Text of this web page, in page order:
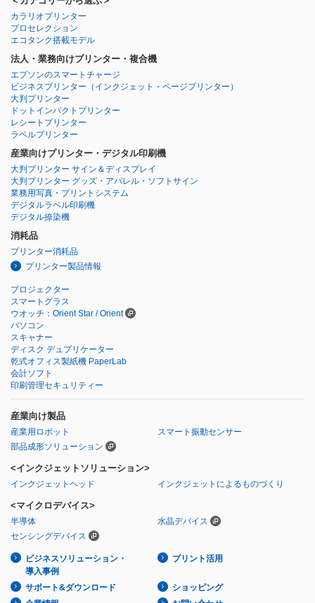
カラリオプリンター
プロセレクション
エコタンク搭載モデル
法人・業務向けプリンター・複合機
エプソンのスマートチャージ
ビジネスプリンター （インクジェット・ページプリンター）
大判プリンター
ドットインパクトプリンター
レシートプリンター
ラベルプリンター
産業向けプリンター・デジタル印刷機
大判プリンター サイン＆ディスプレイ
大判プリンター グッズ・アパレル・ソフトサイン
業務用写真・プリントシステム
デジタルラベル印刷機
デジタル捺染機
消耗品
プリンター消耗品
プリンター製品情報
プロジェクター
スマートグラス
ウオッチ：Orient Star / Orient
パソコン
スキャナー
ディスク デュプリケーター
乾式オフィス製紙機 PaperLab
会計ソフト
印刷管理セキュリティー
産業向け製品
産業用ロボット
スマート振動センサー
部品成形ソリューション
<インクジェットソリューション>
インクジェットヘッド インクジェットによるものづくり
<マイクロデバイス>
半導体
水晶デバイス
センシングデバイス
ビジネスソリューション・
導入事例
プリント活用
サポート&ダウンロード
ショッピング